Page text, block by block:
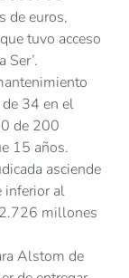
de euros,
tuvo acceso
Ser’.
34 en el
de 200
15 años.
asciende
inferior al
millones
Alstom de